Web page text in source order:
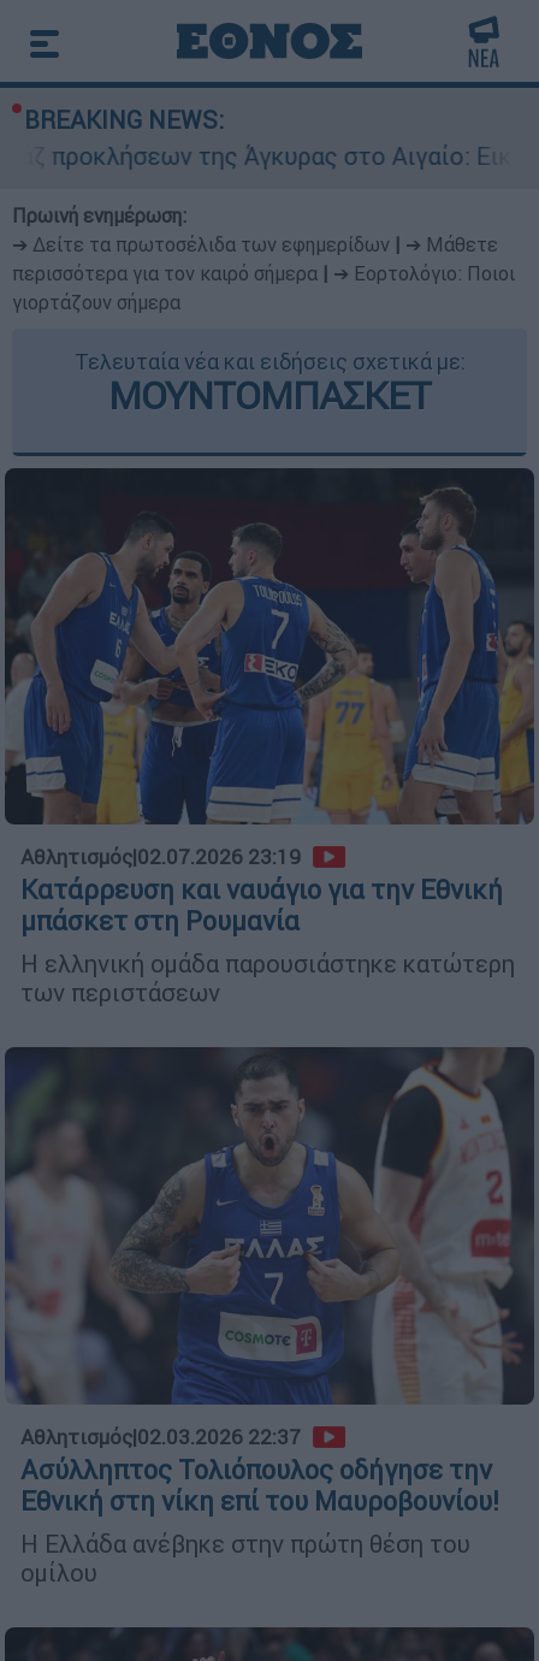
BREAKING NEWS:
της Άγκυρας στο Αιγαίο: Εικονική
Πρωινή ενημέρωση:
➔ Δείτε τα πρωτοσέλιδα των εφημερίδων
➔ Μάθετε
περισσότερα για τον καιρό σήμερα
➔ Εορτολόγιο: Ποιοι
γιορτάζουν σήμερα
Τελευταία νέα και ειδήσεις σχετικά με:
ΜΟΥΝΤΟΜΠΑΣΚΕΤ
Αθλητισμός|02.07.2026 23:19
Κατάρρευση και ναυάγιο για την Εθνική
μπάσκετ στη Ρουμανία
Η ελληνική ομάδα παρουσιάστηκε κατώτερη
των περιστάσεων
Αθλητισμός|02.03.2026 22:37
Ασύλληπτος Τολιόπουλος οδήγησε την
Εθνική στη νίκη επί του Μαυροβουνίου!
Η Ελλάδα ανέβηκε στην πρώτη θέση του
ομίλου